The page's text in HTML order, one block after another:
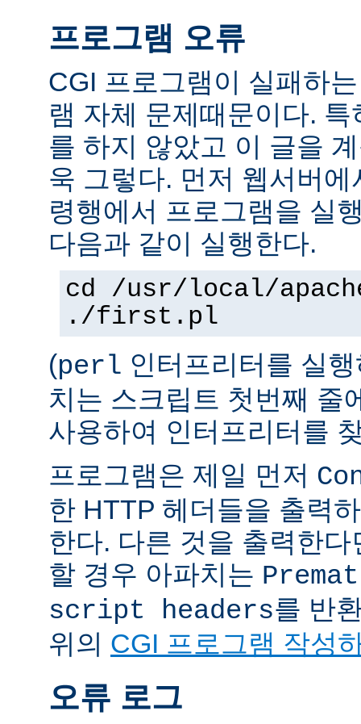
프로그램 오류
CGI 프로그램이 실패하
램 자체 문제때문이다.
를 하지 않았고 이 글을
욱 그렇다. 먼저 웹서버
령행에서 프로그램을 실
다음과 같이 실행한다.
cd /usr/local/
./first.pl
(perl 인터프리터를 실
치는 스크립트 첫번째 줄
사용하여 인터프리터를
프로그램은 제일 먼저
한 HTTP 헤더들을 출력
한다. 다른 것을 출력한
할 경우 아파치는
script headers를 반
위의 CGI 프로그램 작성
오류 로그